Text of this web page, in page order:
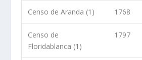
Censo de Aranda (1) 1768
Censo de
Floridablanca (1)
1797